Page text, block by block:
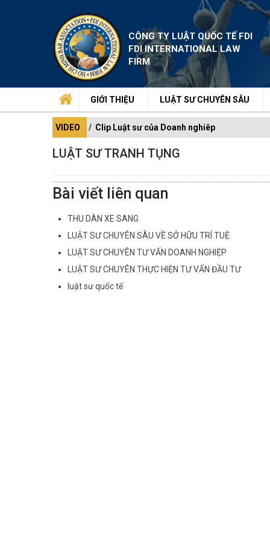
CÔNG TY LUẬT QUỐC TẾ FDI
FDI INTERNATIONAL LAW
FIRM
GIỚI THIỆU LUẬT SƯ CHUYÊN SÂU
VIDEO Clip Luật sư của Doanh nghiêp
LUẬT SƯ TRANH TỤNG
Bài viết liên quan
THU DÀN XE SANG
LUẬT SƯ CHUYÊN SÂU VỀ SỞ HỮU TRÍ TUỆ
LUẬT SƯ CHUYÊN TƯ VẤN DOANH NGHIỆP
LUẬT SƯ CHUYÊN THỰC HIỆN TƯ VẤN ĐẦU TƯ
luật sư quốc tế